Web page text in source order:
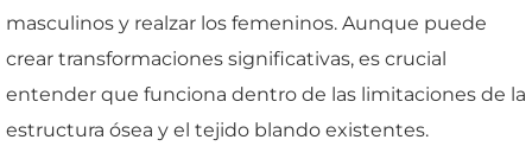
masculinos y realzar los femeninos. Aunque puede
crear transformaciones significativas, es crucial
entender que funciona dentro de las limitaciones de la
estructura ósea y el tejido blando existentes.